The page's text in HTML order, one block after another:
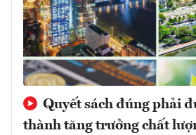
Quyết sách đúng phải
thành tăng trưởng chất